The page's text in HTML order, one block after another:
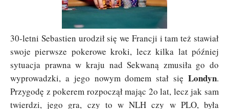
30-letni Sebastien urodził się we Francji i tam też stawiał
swoje pierwsze pokerowe kroki, lecz kilka lat później
sytuacja prawna w kraju nad Sekwaną zmusiła go do
wyprowadzki, a jego nowym domem stał się Londyn.
Przygodę z pokerem rozpoczął mając 2o lat, lecz jak sam
twierdzi, jego gra, czy to w NLH czy w PLO, była